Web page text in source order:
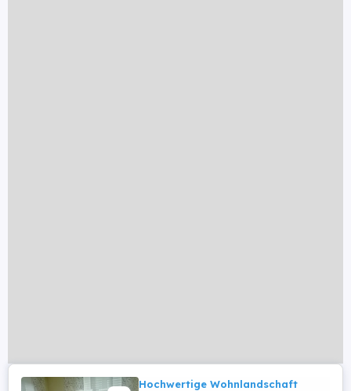
Hochwertige Wohnlandschaft